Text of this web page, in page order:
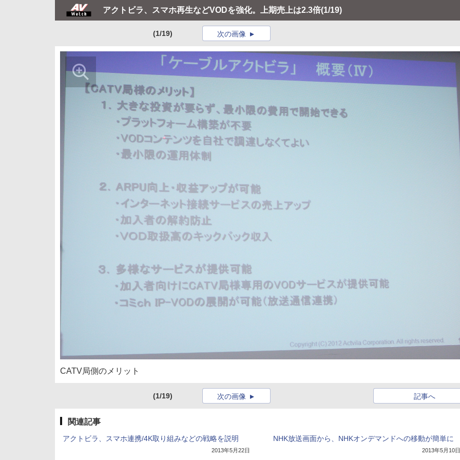
アクトビラ、スマホ再生などVODを強化。上期売上は2.3倍(1/19)
(1/19) 次の画像
CATV局側のメリット
(1/19) 記事へ
次の画像
関連記事
アクトビラ、スマホ連携/4K取り組みなどの戦略を説明
2013年5月22日
NHK放送画面から、NHKオンデマンドへの移動が簡単に
2013年5月10日